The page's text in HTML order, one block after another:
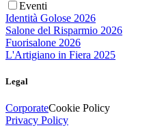
Eventi
Identità Golose 2026
Salone del Risparmio 2026
Fuorisalone 2026
L'Artigiano in Fiera 2025
Legal
CorporateCookie Policy
Privacy Policy